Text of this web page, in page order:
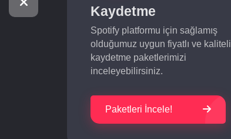
Kaydetme
Spotify platformu için sağlamış
olduğumuz uygun fiyatlı ve kaliteli
kaydetme paketlerimizi
inceleyebilirsiniz.
Paketleri İncele!